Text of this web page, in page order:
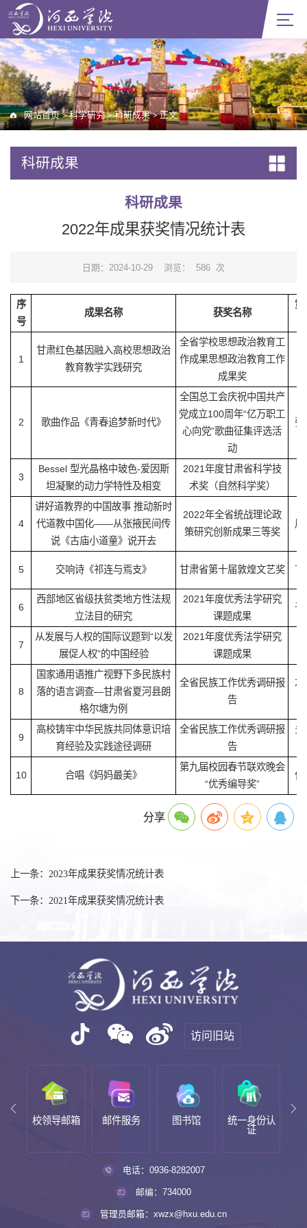
网站首页 > 科学研究 > 科研成果 > 正文
科研成果
科研成果
2022年成果获奖情况统计表
日期：2024-10-29 浏览： 586 次
序
号
成果名称 获奖名称
第
1
甘肃红色基因融入高校思想政治
教育教学实践研究
全省学校思想政治教育工
作成果思想政治教育工作
成果奖
2 歌曲作品《青春追梦新时代》
全国总工会庆祝中国共产
党成立100周年“亿万职工
心向党”歌曲征集评选活
动
张
3
Bessel 型光晶格中玻色-爱因斯
坦凝聚的动力学特性及相变
2021年度甘肃省科学技
术奖（自然科学奖）
4
讲好道教界的中国故事 推动新时
代道教中国化——从张掖民间传
说《古庙小道童》说开去
2022年全省统战理论政
策研究创新成果三等奖
周
5 交响诗《祁连与焉支》 甘肃省第十届敦煌文艺奖 丁
6
西部地区省级扶贫类地方性法规
立法目的研究
2021年度优秀法学研究
课题成果
于
7
从发展与人权的国际议题到“以发
展促人权”的中国经验
2021年度优秀法学研究
课题成果
8
国家通用语推广视野下多民族村
落的语言调查—甘肃省夏河县朗
格尔塘为例
全省民族工作优秀调研报
告
才
9
高校铸牢中华民族共同体意识培
育经验及实践途径调研
全省民族工作优秀调研报
告
多
10 合唱《妈妈最美》
第九届校园春节联欢晚会
“优秀编导奖”
何
分享
上一条：2023年成果获奖情况统计表
下一条：2021年成果获奖情况统计表
访问旧站
校领导邮箱 邮件服务 图书馆
统一身份认
证
电话：0936-8282007
邮编：734000
管理员邮箱：xwzx@hxu.edu.cn